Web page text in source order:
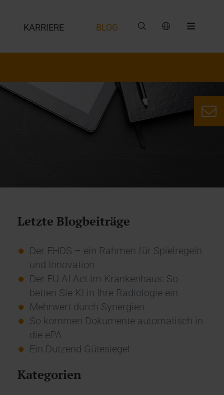
KARRIERE BLOG
Letzte Blogbeiträge
Der EHDS – ein Rahmen für Spielregeln
und Innovation
Der EU AI Act im Krankenhaus: So
betten Sie KI in Ihre Radiologie ein
Mehrwert durch Synergien
So kommen Dokumente automatisch in
die ePA
Ein Dutzend Gütesiegel
Kategorien